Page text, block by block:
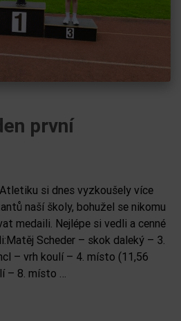
první
si dnes vyzkoušely více
naší školy, bohužel se nikomu
medaili. Nejlépe si vedli a cenné
Scheder – skok daleký – 3.
– vrh koulí – 4. místo (11,56
– 8. místo …